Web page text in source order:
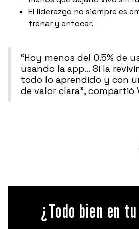
El liderazgo no siempre es
frenar y enfocar.
“Hoy menos del 0.5% de
usando la app… Si la
todo lo aprendido y con
de valor clara”, compartió
¿Todo bien en